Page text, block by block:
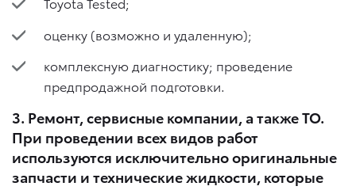
оценку (возможно и удаленную);
комплексную диагностику; проведение
предпродажной подготовки.
3. Ремонт, сервисные компании, а также ТО.
При проведении всех видов работ
используются исключительно оригинальные
запчасти и технические жидкости, которые